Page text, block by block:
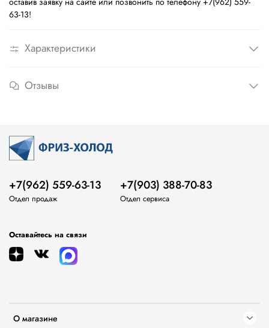
63-13!
Характеристики
Отзывы
О магазине
+7(962) 559-63-13
Отдел продаж
+7(903) 388-70-83
Отдел сервиса
Оставайтесь на связи